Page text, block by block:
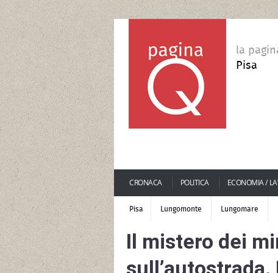
la
Pisa
CRONACA POLITICA ECONOMIA /
Pisa Lungomonte Lungomare
Il mistero dei